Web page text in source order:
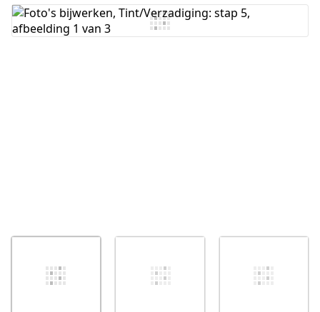
Voeg opmerking toe